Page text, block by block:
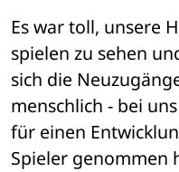
Es war toll, unsere
spielen zu sehen
sich die
menschlich - bei
für einen
Spieler genommen